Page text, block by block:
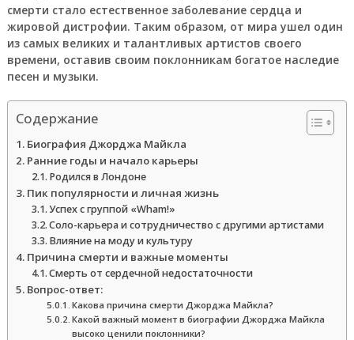
смерти стало естественное заболевание сердца и
жировой дистрофии. Таким образом, от мира ушел один
из самых великих и талантливых артистов своего
времени, оставив своим поклонникам богатое наследие
песен и музыки.
Содержание
Биография Джорджа Майкла
Ранние годы и начало карьеры
Родился в Лондоне
Пик популярности и личная жизнь
Успех с группой «Wham!»
Соло-карьера и сотрудничество с другими артистами
Влияние на моду и культуру
Причина смерти и важные моменты
Смерть от сердечной недостаточности
Вопрос-ответ:
Какова причина смерти Джорджа Майкла?
Какой важный момент в биографии Джорджа Майкла
высоко ценили поклонники?